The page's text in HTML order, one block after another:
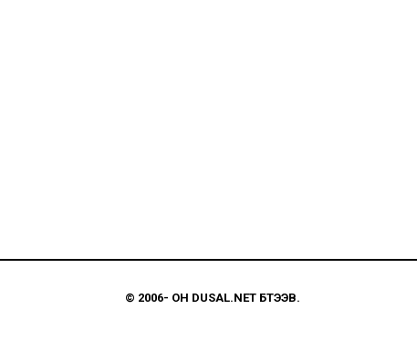
© 2006- ОН DUSAL.NET БҮТЭЭВ.